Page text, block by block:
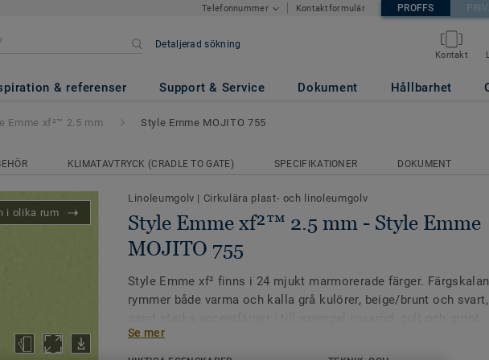
Telefonnummer Kontaktformulär PROFFS
Detaljerad sökning
Kontakt
& referenser Support & Service Dokument Hållbarhet
mm - Style Emme MOJITO 755
Emme xf²™ 2.5 mm Style Emme MOJITO 755
KLIMATAVTRYCK (CRADLE TO GATE) SPECIFIKATIONER DOKUMENT
i olika rum
Linoleumgolv | Cirkulära plast- och linoleumgolv
Style Emme xf²™ 2.5 mm - Style Emme
MOJITO 755
Style Emme xf² finns i 24 mjukt marmorerade färger. Färgskalan
rymmer både varma och kalla grå kulörer, beige/brunt och svart,
Låga underhållskostnader tack vare den slitstarka xf²-ytan, som
inte ska behandlas med vax eller polish.
Se mer